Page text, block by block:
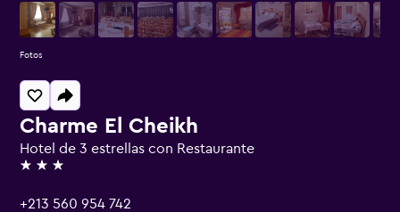
Charme El Cheikh
Hotel de 3 estrellas con Restaurante
3 estrellas
+213 560 954 742
Fotos